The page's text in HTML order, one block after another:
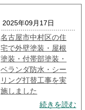
2025年09月17日
名古屋市中村区の住
宅で外壁塗装・屋根
塗装・付帯部塗装・
ベランダ防水・シー
リング打替工事を実
施しました
続きを読む